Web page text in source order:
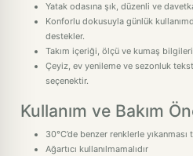
Yatak odasına şık, düzenli ve
Konforlu dokusuyla günlük
destekler.
Takım içeriği, ölçü ve kumaş bilgileri
Çeyiz, ev yenileme ve sezonluk
seçenektir.
Kullanım ve Bakım
30°C’de benzer renklerle
Ağartıcı kullanılmamalıdır